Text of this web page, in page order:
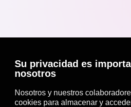
Su privacidad es
nosotros
Nosotros y nuestros
cookies para almacenar y